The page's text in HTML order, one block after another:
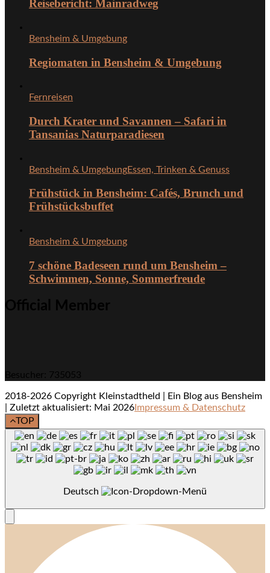
Reisebericht: Mainradweg
Bensheim & Umgebung
Regiomaten in Bensheim & Umgebung
Fernreisen
Durch Krater und Savannen – Safari in
Tansanias Naturparadiesen
Bensheim & UmgebungEssen, Trinken & Genuss
Frühstück in Bensheim: Cafés, Brunch und
Frühstücksbuffet
Bensheim & Umgebung
7 schöne Badeseen rund um Bensheim –
Schwimmen, Sonne, Sommerfreude
Official Member
Besucher: 735053
2018-2026 Copyright Kleinstadtheld | Ein Blog aus Bensheim
| Zuletzt aktualisiert: Mai 2026 Impressum & Datenschutz
TOP
Deutsch